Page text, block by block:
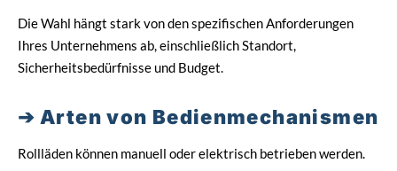
Die Wahl hängt stark von den spezifischen Anforderungen
Ihres Unternehmens ab, einschließlich Standort,
Sicherheitsbedürfnisse und Budget.
Arten von Bedienmechanismen
Rollläden können manuell oder elektrisch betrieben werden.